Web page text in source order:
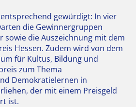
gewürdigt: In vier
die Gewinnergruppen
sowie die Auszeichnung mit dem
Hessen. Zudem wird von dem
für Kultus, Bildung und
zum Thema
Demokratielernen in
der mit einem Preisgeld
ist.